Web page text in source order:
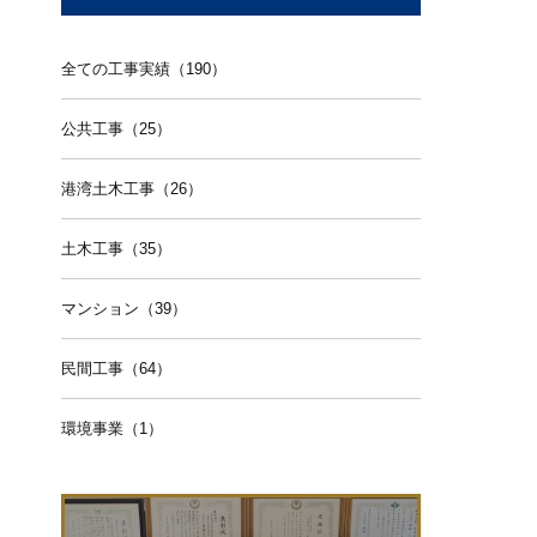
全ての工事実績（190）
公共工事（25）
港湾土木工事（26）
土木工事（35）
マンション（39）
民間工事（64）
環境事業（1）